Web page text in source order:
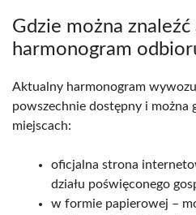
Gdzie można
harmonogram
Aktualny harmonogram
powszechnie dostępny i można
miejscach:
oficjalna strona
działu poświęconego
w formie papierowej –